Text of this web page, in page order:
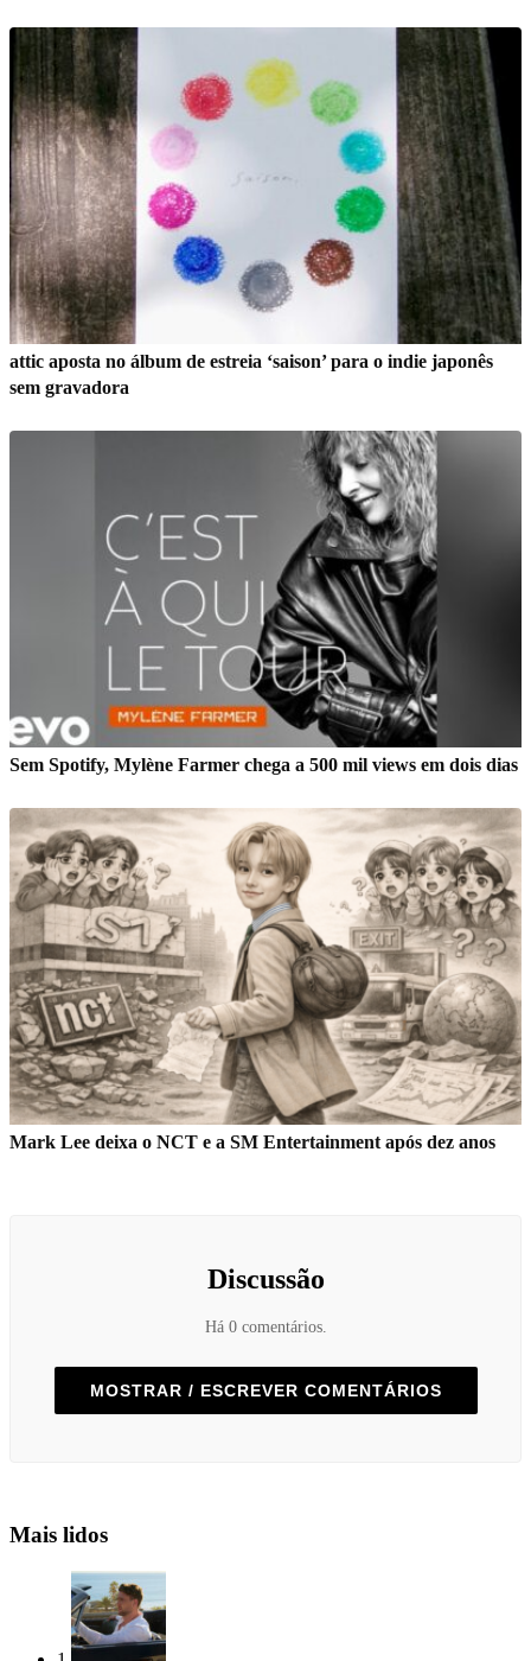
attic aposta no álbum de estreia ‘saison’ para o indie japonês
sem gravadora
Sem Spotify, Mylène Farmer chega a 500 mil views em dois dias
Mark Lee deixa o NCT e a SM Entertainment após dez anos
Discussão
Há 0 comentários.
MOSTRAR / ESCREVER COMENTÁRIOS
Mais lidos